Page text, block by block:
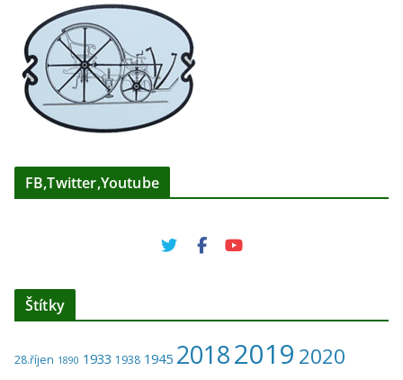
FB,Twitter,Youtube
Štítky
28.říjen 1890 1933 1938 1945 20182019 2020